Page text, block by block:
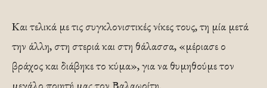
Και τελικά με τις συγκλονιστικές νίκες τους, τη μία μετά
την άλλη, στη στεριά και στη θάλασσα, «μέριασε ο
βράχος και διάβηκε το κύμα», για να θυμηθούμε τον